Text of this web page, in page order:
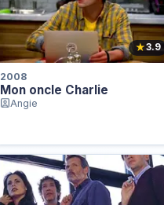
★3.9
2008
Mon oncle Charlie
Angie